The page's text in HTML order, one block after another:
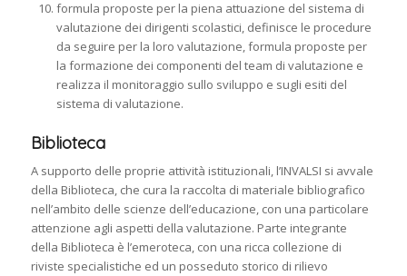
formula proposte per la piena attuazione del sistema di
valutazione dei dirigenti scolastici, definisce le procedure
da seguire per la loro valutazione, formula proposte per
la formazione dei componenti del team di valutazione e
realizza il monitoraggio sullo sviluppo e sugli esiti del
sistema di valutazione.
Biblioteca
A supporto delle proprie attività istituzionali, l’INVALSI si avvale
della Biblioteca, che cura la raccolta di materiale bibliografico
nell’ambito delle scienze dell’educazione, con una particolare
attenzione agli aspetti della valutazione. Parte integrante
della Biblioteca è l’emeroteca, con una ricca collezione di
riviste specialistiche ed un posseduto storico di rilievo